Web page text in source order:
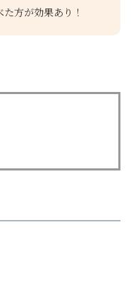
方が効果あり！